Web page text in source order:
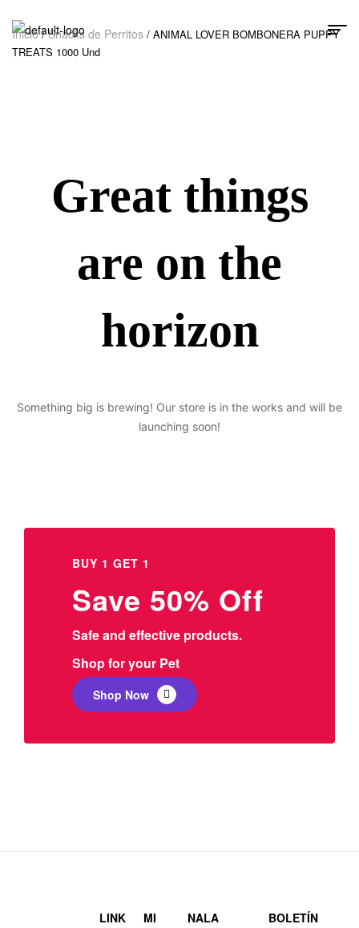
Inicio/Snacks de Perritos / ANIMAL LOVER BOMBONERA PUPPY
TREATS 1000 Und
Great things
are on the
horizon
Something big is brewing! Our store is in the works and will be
launching soon!
BUY 1 GET 1
Save 50% Off
Safe and effective products.
Shop for your Pet
Shop Now
LINK
MI
NALA
BOLETÍN